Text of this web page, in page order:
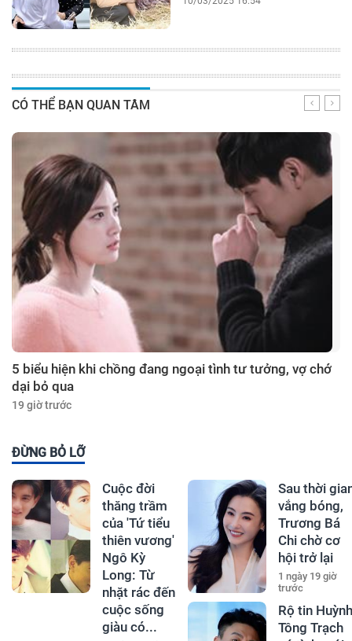
CÓ THỂ BẠN QUAN TÂM
5 biểu hiện khi chồng đang ngoại tình tư tưởng, vợ chớ
dại bỏ qua
19 giờ trước
ĐỪNG BỎ LỠ
Cuộc đời
thăng trầm
của 'Tứ tiểu
thiên vương'
Ngô Kỳ
Long: Từ
nhặt rác đến
cuộc sống
giàu có...
Sau thời
vắng bóng,
Trương Bá
Chi chờ cơ
hội trở lại
1 ngày 19 giờ
trước
Rộ tin Huỳnh
Tông Trạch